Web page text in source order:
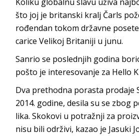
Koliku globalnu slavu uživa
što joj je britanski kralj Čarls
rođendan tokom državne
carice Velikoj Britaniji u junu.
Sanrio se poslednjih godina
pošto je interesovanje za Hello
Dva prethodna porasta prodaje
2014. godine, desila su se zbog
lika. Skokovi u potražnji za
nisu bili održivi, kazao je Jasuki